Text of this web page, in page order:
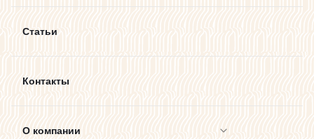
Статьи
Контакты
О компании